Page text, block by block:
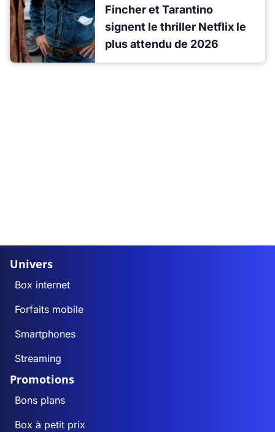
Fincher et Tarantino
signent le thriller Netflix le
plus attendu de 2026
Univers
Box internet
Forfaits mobile
Smartphones
Streaming
Promotions
Bons plans
Box à petit prix